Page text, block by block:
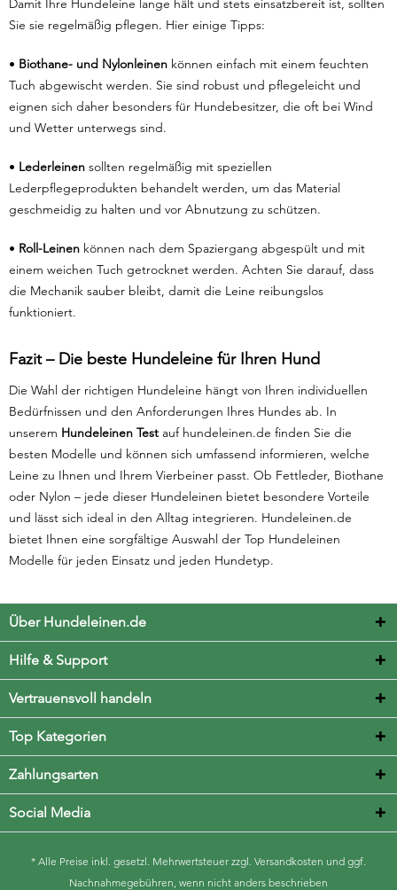
Damit Ihre Hundeleine lange hält und stets einsatzbereit ist, sollten
Sie sie regelmäßig pflegen. Hier einige Tipps:
• Biothane- und Nylonleinen können einfach mit einem feuchten
Tuch abgewischt werden. Sie sind robust und pflegeleicht und
eignen sich daher besonders für Hundebesitzer, die oft bei Wind
und Wetter unterwegs sind.
• Lederleinen sollten regelmäßig mit speziellen
Lederpflegeprodukten behandelt werden, um das Material
geschmeidig zu halten und vor Abnutzung zu schützen.
• Roll-Leinen können nach dem Spaziergang abgespült und mit
einem weichen Tuch getrocknet werden. Achten Sie darauf, dass
die Mechanik sauber bleibt, damit die Leine reibungslos
funktioniert.
Fazit – Die beste Hundeleine für Ihren Hund
Die Wahl der richtigen Hundeleine hängt von Ihren individuellen
Bedürfnissen und den Anforderungen Ihres Hundes ab. In
unserem Hundeleinen Test auf hundeleinen.de finden Sie die
besten Modelle und können sich umfassend informieren, welche
Leine zu Ihnen und Ihrem Vierbeiner passt. Ob Fettleder, Biothane
oder Nylon – jede dieser Hundeleinen bietet besondere Vorteile
und lässt sich ideal in den Alltag integrieren. Hundeleinen.de
bietet Ihnen eine sorgfältige Auswahl der Top Hundeleinen
Modelle für jeden Einsatz und jeden Hundetyp.
Über Hundeleinen.de
Hilfe & Support
Vertrauensvoll handeln
Top Kategorien
Zahlungsarten
Social Media
* Alle Preise inkl. gesetzl. Mehrwertsteuer zzgl. Versandkosten und ggf.
Nachnahmegebühren, wenn nicht anders beschrieben